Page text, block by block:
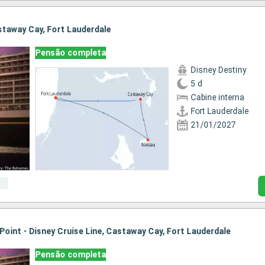
Cay, Fort Lauderdale
Pensão completa
Disney Destiny
5 d
Cabine interna
Fort Lauderdale
21/01/2027
- Disney Cruise Line, Castaway Cay, Fort Lauderdale
Pensão completa